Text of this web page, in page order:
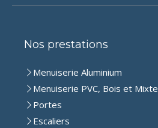
Nos prestations
Menuiserie Aluminium
Menuiserie PVC, Bois et Mixte
Portes
Escaliers